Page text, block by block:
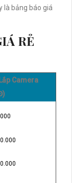
là bảng báo giá
RẺ
Camera